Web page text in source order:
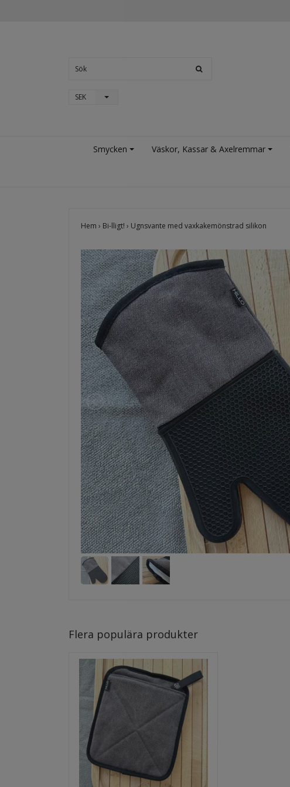
SEK
Smycken Väskor, Kassar & Axelremmar
Hem › Bi-lligt! › Ugnsvante med vaxkakemönstrad silikon
Flera populära produkter